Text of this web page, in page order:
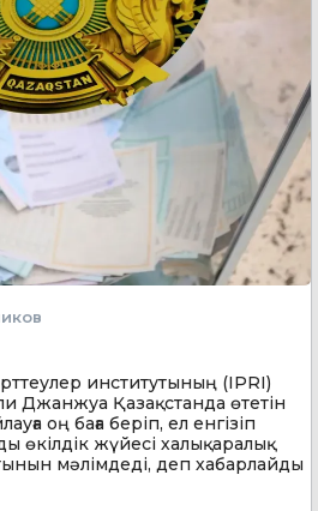
институтының (IPRI)
Джанжуа Қазақстанда өтетін
оң баға беріп, ел енгізіп
өкілдік жүйесі халықаралық
мәлімдеді, деп хабарлайды